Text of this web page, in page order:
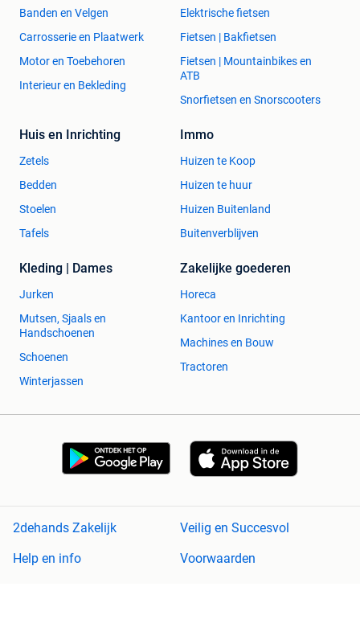
Banden en Velgen
Carrosserie en Plaatwerk
Motor en Toebehoren
Interieur en Bekleding
Elektrische fietsen
Fietsen | Bakfietsen
Fietsen | Mountainbikes en
ATB
Snorfietsen en Snorscooters
Huis en Inrichting
Zetels
Bedden
Stoelen
Tafels
Immo
Huizen te Koop
Huizen te huur
Huizen Buitenland
Buitenverblijven
Kleding | Dames
Jurken
Mutsen, Sjaals en
Handschoenen
Schoenen
Winterjassen
Zakelijke goederen
Horeca
Kantoor en Inrichting
Machines en Bouw
Tractoren
2dehands Zakelijk
Veilig en Succesvol
Help en info
Voorwaarden